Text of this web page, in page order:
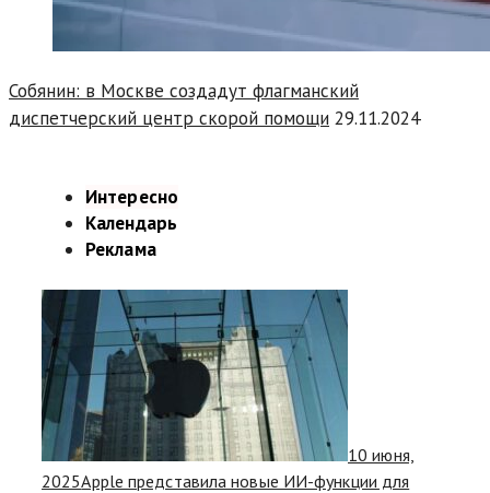
Собянин: в Москве создадут флагманский
диспетчерский центр скорой помощи 29.11.2024
Интересно
Календарь
Реклама
10 июня,
2025Apple представила новые ИИ-функции для